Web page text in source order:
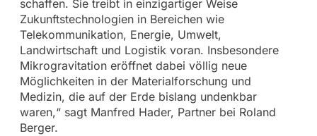
schaffen. Sie treibt in einzigartiger Weise
Zukunftstechnologien in Bereichen wie
Telekommunikation, Energie, Umwelt,
Landwirtschaft und Logistik voran. Insbesondere
Mikrogravitation eröffnet dabei völlig neue
Möglichkeiten in der Materialforschung und
Medizin, die auf der Erde bislang undenkbar
waren,“ sagt Manfred Hader, Partner bei Roland
Berger.